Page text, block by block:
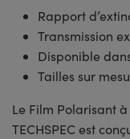
Rapport
Transmission
Disponible
Tailles sur
Le Film Polarisant
TECHSPEC est